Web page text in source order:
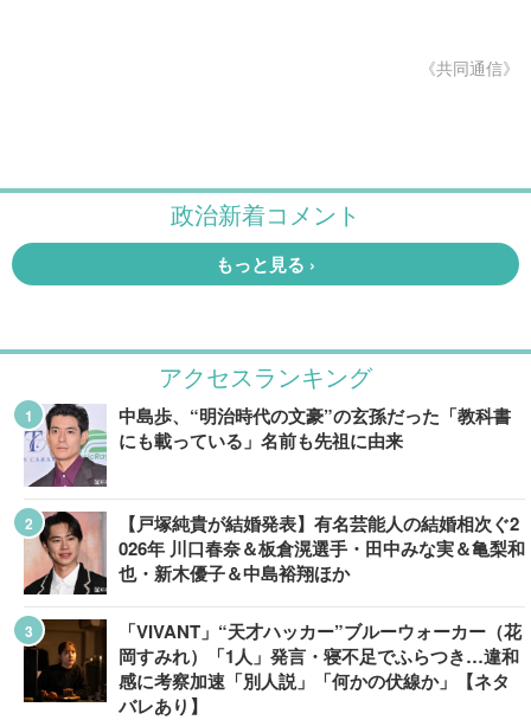
《共同通信》
アクセスランキング
中島歩、“明治時代の文豪”の玄孫だった「教科書
にも載っている」名前も先祖に由来
【戸塚純貴が結婚発表】有名芸能人の結婚相次ぐ2
026年 川口春奈＆板倉滉選手・田中みな実＆亀梨和
也・新木優子＆中島裕翔ほか
「VIVANT」“天才ハッカー”ブルーウォーカー（花
岡すみれ）「1人」発言・寝不足でふらつき…違和
感に考察加速「別人説」「何かの伏線か」【ネタ
バレあり】